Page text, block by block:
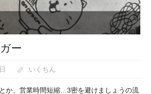
ー
いくちん
か、営業時間短縮…3密を避けましょうの流